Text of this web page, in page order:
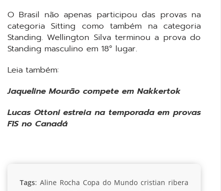
O Brasil não apenas participou das provas na
categoria Sitting como também na categoria
Standing. Wellington Silva terminou a prova do
Standing masculino em 18° lugar.
Leia também:
Jaqueline Mourão compete em Nakkertok
Lucas Ottoni estreia na temporada em provas
FIS no Canadá
Tags: Aline Rocha Copa do Mundo cristian ribera